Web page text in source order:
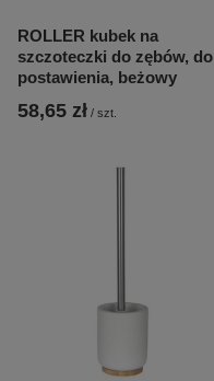
ROLLER kubek na
szczoteczki do zębów, do
postawienia, beżowy
58,65 zł / szt.